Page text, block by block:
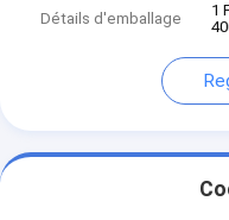
Détails d'emballage
1